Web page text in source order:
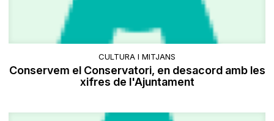
CULTURA I MITJANS
Conservem el Conservatori, en desacord amb les
xifres de l'Ajuntament